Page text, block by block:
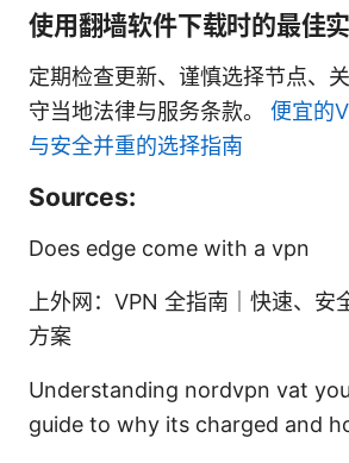
使用翻墙软件下载时的最佳
定期检查更新、谨慎选择节点、
守当地法律与服务条款。 便宜的
与安全并重的选择指南
Sources:
Does edge come with a vpn
上外网：VPN 全指南｜快速、安
方案
Understanding nordvpn vat
guide to why its charged and